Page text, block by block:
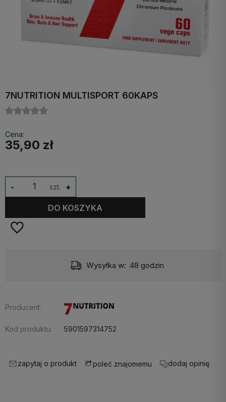
7NUTRITION MULTISPORT 60KAPS
Cena:
35,90 zł
szt. +
-
DO KOSZYKA
Wysyłka w: 48 godzin
Producent:
Kod produktu: 5901597314752
zapytaj o produkt poleć znajomemu dodaj opinię